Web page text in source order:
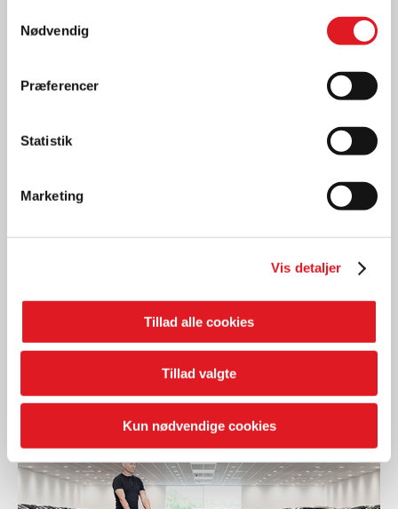
Nødvendig
Præferencer
Statistik
Marketing
Vis detaljer
Tillad alle cookies
Tillad valgte
Kun nødvendige cookies
FORÅRSKLAR?
LÆS MERE